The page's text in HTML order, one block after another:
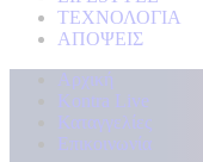
ΤΕΧΝΟΛΟΓΙΑ
ΑΠΟΨΕΙΣ
Αρχική
Kontra Live
Καταγγελίες
Επικοινωνία